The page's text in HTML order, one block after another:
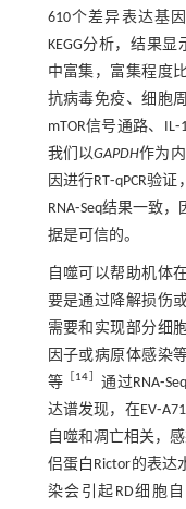
610个差异表达基
KEGG分析，结果
中富集，富集程度
抗病毒免疫、细胞
mTOR信号通路、
我们以GAPDH作为
因进行RT⁃qPCR验
RNA⁃Seq结果一致
据是可信的。
自噬可以帮助机体
要是通过降解损伤
需要和实现部分细
因子或病原体感染
等［14］通过
达谱发现，在
自噬和凋亡相关，
侣蛋白Rictor的表达
染会引起RD细胞